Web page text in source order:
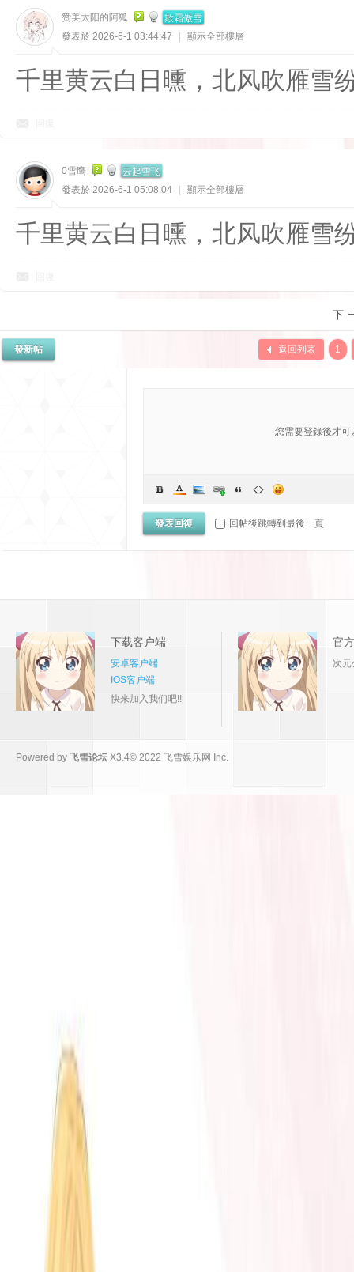
赞美太阳的阿狐 欺霜傲雪
發表於 2026-6-1 03:44:47 顯示全部樓層
千里黄云白日曛，北风吹雁
0雪鹰 云起雪飞
發表於 2026-6-1 05:08:04 顯示全部樓層
千里黄云白日曛，北风吹雁
下
1
返回列表
發新帖
您需要登錄後才
發表回復 回帖後跳轉到最後一頁
下载客户端
安卓客户端
IOS客户端
快来加入我们吧!!
官
次元
Powered by 飞雪论坛 X3.4© 2022 飞雪娱乐网 Inc.